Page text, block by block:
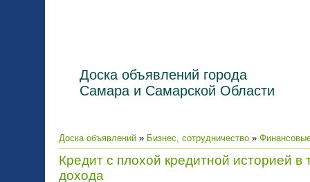
Доска объявлений города
Самара и Самарской Области
Доска объявлений » Бизнес, сотрудничество »
Кредит с плохой кредитной историей
дохода